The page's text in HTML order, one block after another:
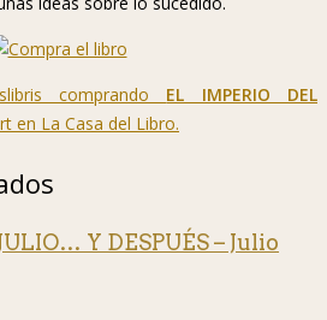
comprando EL IMPERIO DEL
en La Casa del Libro.
Y DESPUÉS – Julio